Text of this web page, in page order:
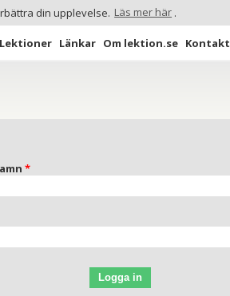
din upplevelse. Läs mer här .
Lektioner Länkar Om lektion.se Kontakt
Logga in